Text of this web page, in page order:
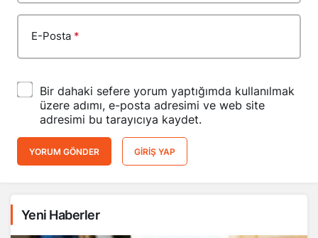
E-Posta *
Bir dahaki sefere yorum yaptığımda kullanılmak
üzere adımı, e-posta adresimi ve web site
adresimi bu tarayıcıya kaydet.
YORUM GÖNDER GIRIŞ YAP
Yeni Haberler